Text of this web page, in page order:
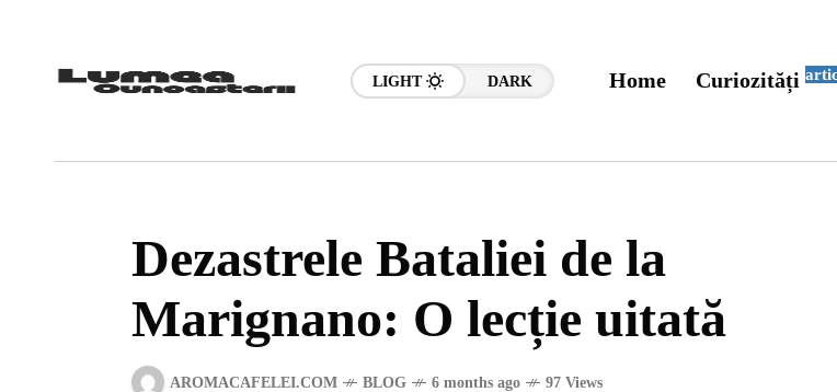
LIGHT DARK Home Curiozități
Dezastrele Bataliei de la
Marignano: O lecție uitată
AROMACAFELEI.COM BLOG 6 months ago 97 Views